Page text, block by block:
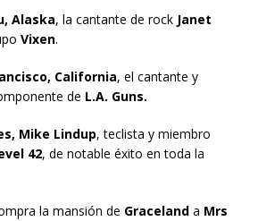
Alaska, la cantante de rock Janet
Vixen.
California, el cantante y
de L.A. Guns.
Mike Lindup, teclista y miembro
42, de notable éxito en toda la
la mansión de Graceland a Mrs